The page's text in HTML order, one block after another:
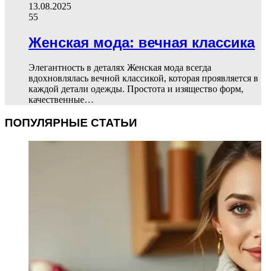
13.08.2025
55
Женская мода: вечная классика
Элегантность в деталях Женская мода всегда
вдохновлялась вечной классикой, которая проявляется в
каждой детали одежды. Простота и изящество форм,
качественные…
ПОПУЛЯРНЫЕ СТАТЬИ